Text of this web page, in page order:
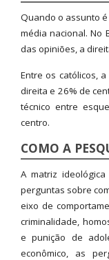
Quando o assunto
média nacional. No
das opiniões, a
Entre os católicos,
direita e 26% de
técnico entre
centro.
COMO A
A matriz
perguntas sobre
eixo de
criminalidade,
e punição de
econômico, as